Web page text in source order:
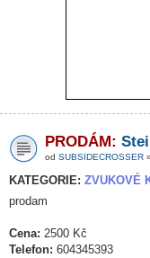
PRODÁM:
od SUBSIDECROSSER
KATEGORIE: ZVUKOVÉ
prodam
Cena: 2500 Kč
Telefon: 604345393